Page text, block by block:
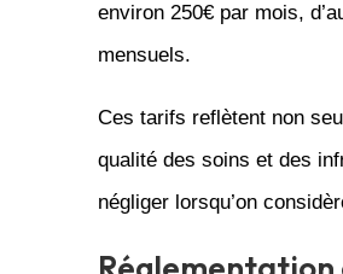
environ 250€ par mois,
mensuels.
Ces tarifs reflètent non
qualité des soins et des
négliger lorsqu’on